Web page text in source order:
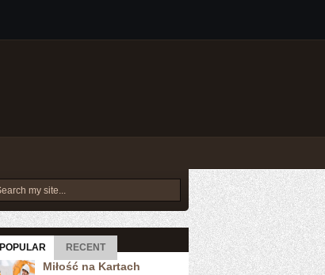
POPULAR RECENT
Miłość na Kartach